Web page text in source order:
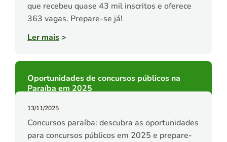
que recebeu quase 43 mil inscritos e oferece
363 vagas. Prepare-se já!
Ler mais>
Oportunidades de concursos públicos na
Paraíba em 2025
13/11/2025
Concursos paraíba: descubra as oportunidades
para concursos públicos em 2025 e prepare-